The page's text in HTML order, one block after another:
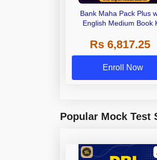
Bank Maha Pack Plus
English Medium Book
Rs 6,817.25
Enroll Now
Popular Mock Test